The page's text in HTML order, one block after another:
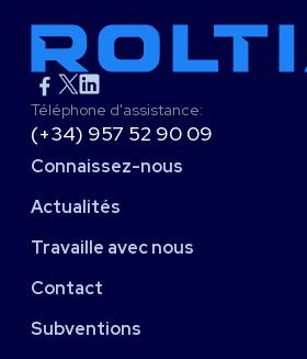
Téléphone d'assistance:
(+34) 957 52 90 09
Connaissez-nous
Actualités
Travaille avec nous
Contact
Subventions